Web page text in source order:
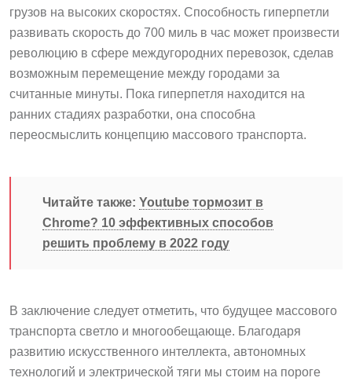
грузов на высоких скоростях. Способность гиперпетли
развивать скорость до 700 миль в час может произвести
революцию в сфере междугородних перевозок, сделав
возможным перемещение между городами за
считанные минуты. Пока гиперпетля находится на
ранних стадиях разработки, она способна
переосмыслить концепцию массового транспорта.
Читайте также: Youtube тормозит в
Chrome? 10 эффективных способов
решить проблему в 2022 году
В заключение следует отметить, что будущее массового
транспорта светло и многообещающе. Благодаря
развитию искусственного интеллекта, автономных
технологий и электрической тяги мы стоим на пороге